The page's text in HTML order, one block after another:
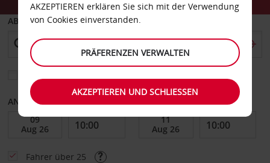
ABHOLEN VON
ANFANGSDATUM
Fahrer über 25
AKZEPTIEREN erklären Sie sich mit der Verwendung
von Cookies einverstanden.
PRÄFERENZEN VERWALTEN
AKZEPTIEREN UND SCHLIESSEN